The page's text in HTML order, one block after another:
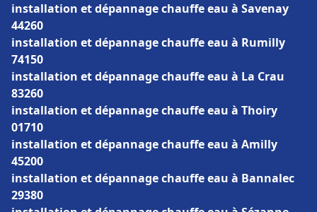
installation et dépannage chauffe eau à Savenay
44260
installation et dépannage chauffe eau à Rumilly
74150
installation et dépannage chauffe eau à La Crau
83260
installation et dépannage chauffe eau à Thoiry
01710
installation et dépannage chauffe eau à Amilly
45200
installation et dépannage chauffe eau à Bannalec
29380